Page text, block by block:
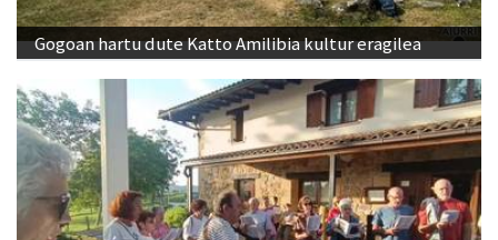
Gogoan hartu dute Katto Amilibia kultur eragilea